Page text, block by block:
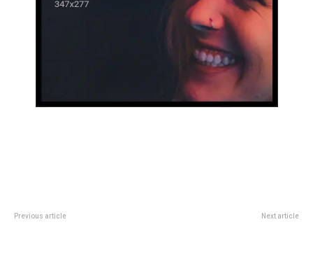
Previous article Next article